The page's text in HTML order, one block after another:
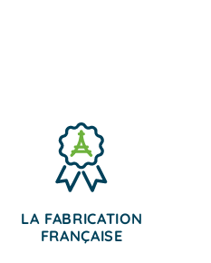
LA FABRICATION
FRANÇAISE